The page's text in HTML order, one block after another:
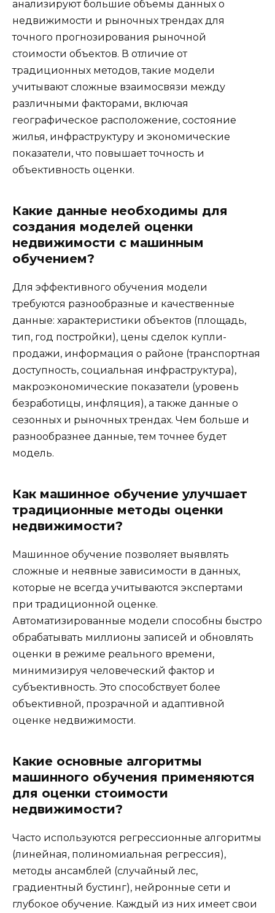
анализируют большие объемы данных о
недвижимости и рыночных трендах для
точного прогнозирования рыночной
стоимости объектов. В отличие от
традиционных методов, такие модели
учитывают сложные взаимосвязи между
различными факторами, включая
географическое расположение, состояние
жилья, инфраструктуру и экономические
показатели, что повышает точность и
объективность оценки.
Какие данные необходимы для
создания моделей оценки
недвижимости с машинным
обучением?
Для эффективного обучения модели
требуются разнообразные и качественные
данные: характеристики объектов (площадь,
тип, год постройки), цены сделок купли-
продажи, информация о районе (транспортная
доступность, социальная инфраструктура),
макроэкономические показатели (уровень
безработицы, инфляция), а также данные о
сезонных и рыночных трендах. Чем больше и
разнообразнее данные, тем точнее будет
модель.
Как машинное обучение улучшает
традиционные методы оценки
недвижимости?
Машинное обучение позволяет выявлять
сложные и неявные зависимости в данных,
которые не всегда учитываются экспертами
при традиционной оценке.
Автоматизированные модели способны быстро
обрабатывать миллионы записей и обновлять
оценки в режиме реального времени,
минимизируя человеческий фактор и
субъективность. Это способствует более
объективной, прозрачной и адаптивной
оценке недвижимости.
Какие основные алгоритмы
машинного обучения применяются
для оценки стоимости
недвижимости?
Часто используются регрессионные алгоритмы
(линейная, полиномиальная регрессия),
методы ансамблей (случайный лес,
градиентный бустинг), нейронные сети и
глубокое обучение. Каждый из них имеет свои